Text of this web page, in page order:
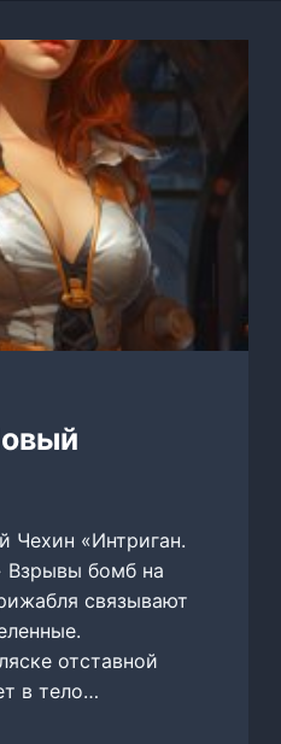
Чехин «Интриган.
Взрывы бомб на
связывают
отставной
в тело…